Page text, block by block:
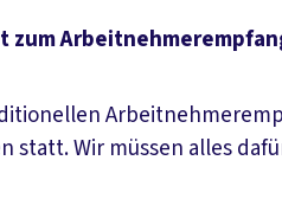
zum
statt. Wir müssen alles